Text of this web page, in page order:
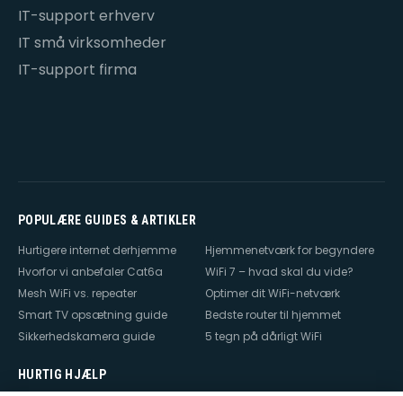
IT-support erhverv
IT små virksomheder
IT-support firma
POPULÆRE GUIDES & ARTIKLER
Hurtigere internet derhjemme
Hjemmenetværk for begyndere
Hvorfor vi anbefaler Cat6a
WiFi 7 – hvad skal du vide?
Mesh WiFi vs. repeater
Optimer dit WiFi-netværk
Smart TV opsætning guide
Bedste router til hjemmet
Sikkerhedskamera guide
5 tegn på dårligt WiFi
HURTIG HJÆLP